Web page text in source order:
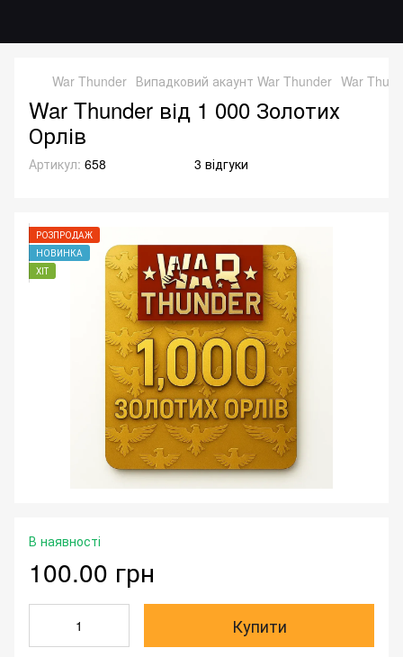
War Thunder Випадковий акаунт War Thunder War
War Thunder від 1 000 Золотих
Орлів
Артикул: 658 3 відгуки
РОЗПРОДАЖ
НОВИНКА
ХІТ
В наявності
100.00 грн
Купити